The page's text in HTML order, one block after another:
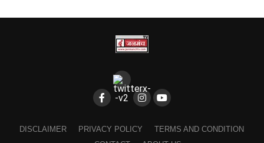
DISCLAIMER PRIVACY POLICY
TERMS AND CONDITION